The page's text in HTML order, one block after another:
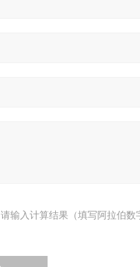
请输入计算结果（填写阿拉伯数